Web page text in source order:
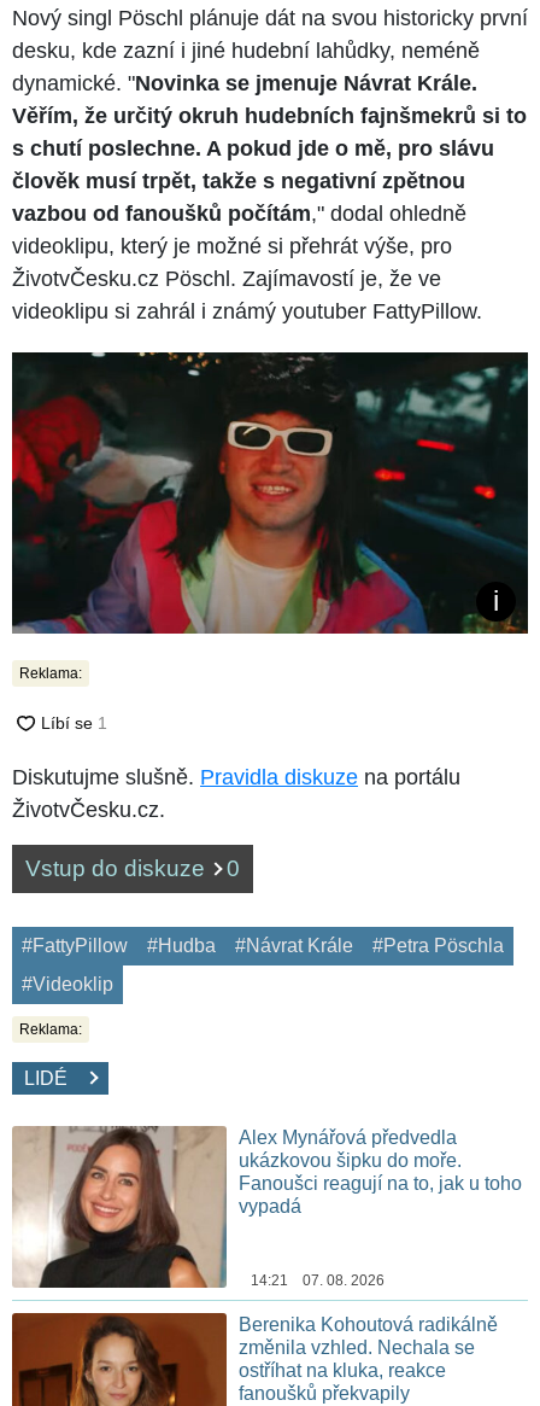
Nový singl Pöschl plánuje dát na svou historicky první
desku, kde zazní i jiné hudební lahůdky, neméně
dynamické. "Novinka se jmenuje Návrat Krále.
Věřím, že určitý okruh hudebních fajnšmekrů si to
s chutí poslechne. A pokud jde o mě, pro slávu
člověk musí trpět, takže s negativní zpětnou
vazbou od fanoušků počítám," dodal ohledně
videoklipu, který je možné si přehrát výše, pro
ŽivotvČesku.cz Pöschl. Zajímavostí je, že ve
videoklipu si zahrál i známý youtuber FattyPillow.
Reklama:
Diskutujme slušně. Pravidla diskuze na portálu
ŽivotvČesku.cz.
Vstup do diskuze 0
#FattyPillow #Hudba #Návrat Krále
#Petra Pöschla
#Videoklip
Reklama:
LIDÉ
Alex Mynářová předvedla
ukázkovou šipku do moře.
Fanoušci reagují na to, jak u toho
vypadá
14:21 07. 08. 2026
Berenika Kohoutová radikálně
změnila vzhled. Nechala se
ostříhat na kluka, reakce
fanoušků překvapily